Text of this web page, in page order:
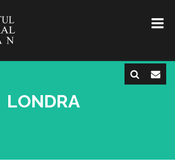
LONDRA